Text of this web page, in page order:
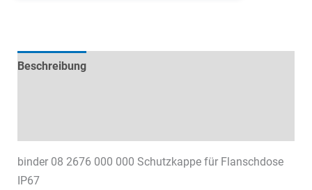
Beschreibung
binder 08 2676 000 000 Schutzkappe für Flanschdose
IP67